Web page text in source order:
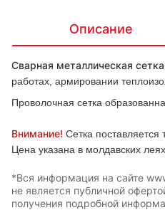
Описание
Сварная металлическая сетка
работах, армировании
Проволочная сетка
Внимание! Сетка поставляется
Цена указана в молдавских
*Вся информация на сайте
не является публичной
получения подробной